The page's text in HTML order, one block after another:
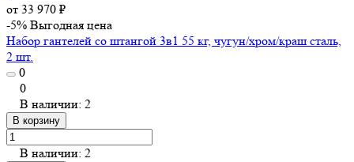
от 33 970 ₽
-5% Выгодная цена
Набор гантелей со штангой 3в1 55 кг, чугун/хром/краш сталь,
2 шт.
0
0
В наличии: 2
В корзину
В наличии: 2